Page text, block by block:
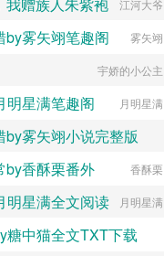
江河大爷
by雾矢翊笔趣阁 雾矢翊
宇娇的小公主
明星满笔趣阁 月明星满
by雾矢翊小说完整版
雾矢翊
by香酥栗番外 香酥栗
明星满全文阅读 月明星满
糖中猫全文TXT下载